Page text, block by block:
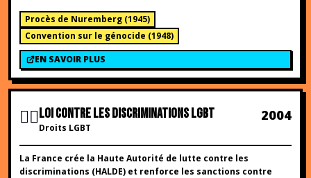
Procès de Nuremberg (1945)
Convention sur le génocide (1948)
EN SAVOIR PLUS
🏳️‍🌈LOI CONTRE LES DISCRIMINATIONS LGBT
Droits LGBT
2004
La France crée la Haute Autorité de lutte contre les
discriminations (HALDE) et renforce les sanctions contre